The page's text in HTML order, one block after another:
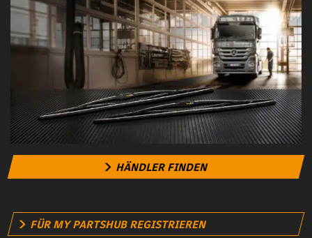
HÄNDLER FINDEN
FÜR MY PARTSHUB REGISTRIEREN